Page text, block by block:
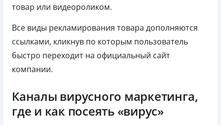
товар или видеороликом.
Все виды рекламирования товара дополняются
ссылками, кликнув по которым пользователь
быстро переходит на официальный сайт
компании.
Каналы вирусного маркетинга,
где и как посеять «вирус»